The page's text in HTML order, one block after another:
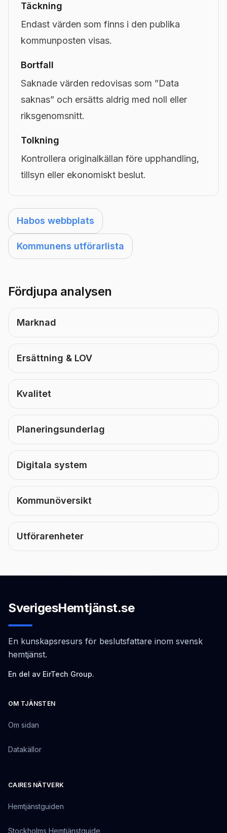
Täckning
Endast värden som finns i den publika
kommunposten visas.
Bortfall
Saknade värden redovisas som ”Data
saknas” och ersätts aldrig med noll eller
riksgenomsnitt.
Tolkning
Kontrollera originalkällan före upphandling,
tillsyn eller ekonomiskt beslut.
Habos webbplats
Kommunens utförarlista
Fördjupa analysen
Marknad
Ersättning & LOV
Kvalitet
Planeringsunderlag
Digitala system
Kommunöversikt
Utförarenheter
SverigesHemtjänst.se
En kunskapsresurs för beslutsfattare inom svensk
hemtjänst.
En del av EirTech Group.
OM TJÄNSTEN
Om sidan
Datakällor
CAIRES NÄTVERK
Hemtjänstguiden
Stockholms Hemtjänstguide